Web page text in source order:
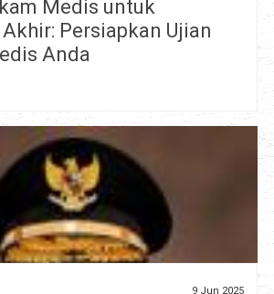
Medis untuk
Persiapkan Ujian
Anda
9 Jun 2025